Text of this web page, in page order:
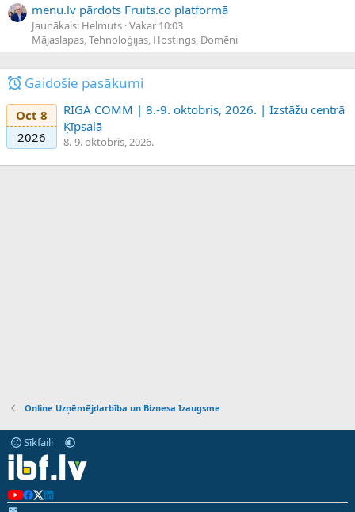
menu.lv pārdots Fruits.co platformā
Jaunākais: Helmuts Vakar 10:03
Mājaslapas, Tehnoloģijas, Hostings, Domēni
Gaidošie pasākumi
Oct 8
2026
RIGA COMM | 8.-9. oktobris, 2026. | Izstāžu centrā
Ķīpsalā
8.-9. oktobris, 2026.
Online Uzņēmējdarbība un Biznesa Izaugsme
Sīkfaili